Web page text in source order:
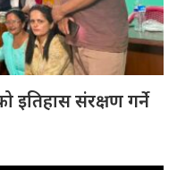
इतिहास संरक्षण गर्ने